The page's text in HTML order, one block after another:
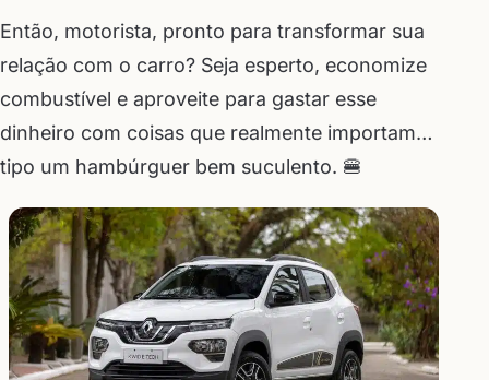
Então, motorista, pronto para transformar sua
relação com o carro? Seja esperto, economize
combustível e aproveite para gastar esse
dinheiro com coisas que realmente importam…
tipo um hambúrguer bem suculento. 🍔